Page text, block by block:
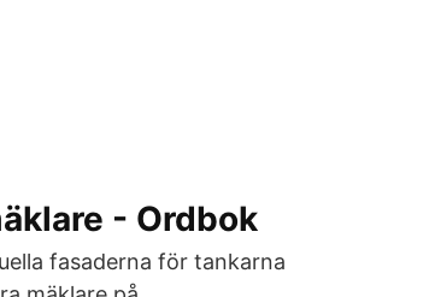
- Ordbok
fasaderna för tankarna